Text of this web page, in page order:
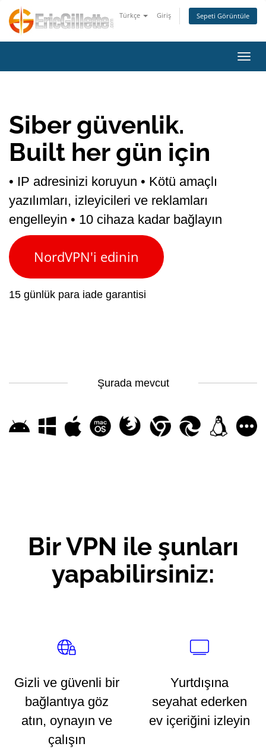
Türkçe Giriş Sepeti Görüntüle
Siber güvenlik.
Built her gün için
• IP adresinizi koruyun • Kötü amaçlı
yazılımları, izleyicileri ve reklamları
engelleyin • 10 cihaza kadar bağlayın
NordVPN'i edinin
15 günlük para iade garantisi
Şurada mevcut
Bir VPN ile şunları
yapabilirsiniz:
Gizli ve güvenli bir
bağlantıya göz
atın, oynayın ve
çalışın
Yurtdışına
seyahat ederken
ev içeriğini izleyin